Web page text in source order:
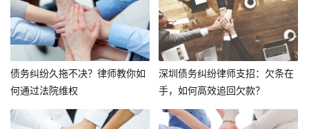
债务纠纷久拖不决？律师教你如
何通过法院维权
深圳债务纠纷律师支招：欠条在
手，如何高效追回欠款？